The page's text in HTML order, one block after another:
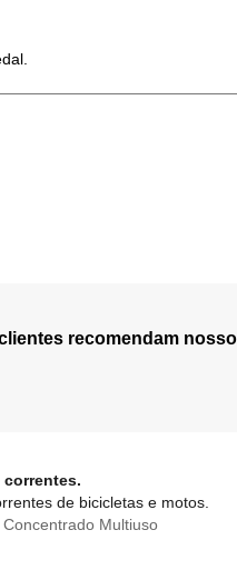
recomendam
correntes.
de bicicletas e motos.
Multiuso